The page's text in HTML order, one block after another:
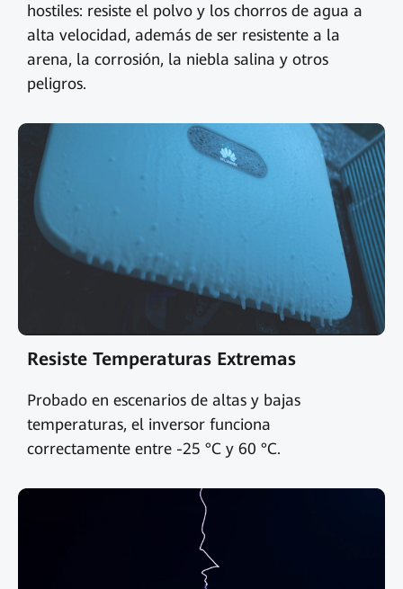
hostiles: resiste el polvo y los chorros de agua a
alta velocidad, además de ser resistente a la
arena, la corrosión, la niebla salina y otros
peligros.
Resiste Temperaturas Extremas
Probado en escenarios de altas y bajas
temperaturas, el inversor funciona
correctamente entre -25 °C y 60 °C.